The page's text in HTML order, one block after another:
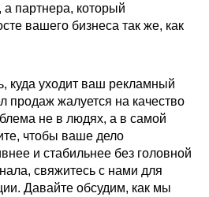
а партнера, который
вашего бизнеса так же, как
куда уходит ваш рекламный
продаж жалуется на качество
не в людях, а в самой
чтобы ваше дело
и стабильнее без головной
свяжитесь с нами для
Давайте обсудим, как мы